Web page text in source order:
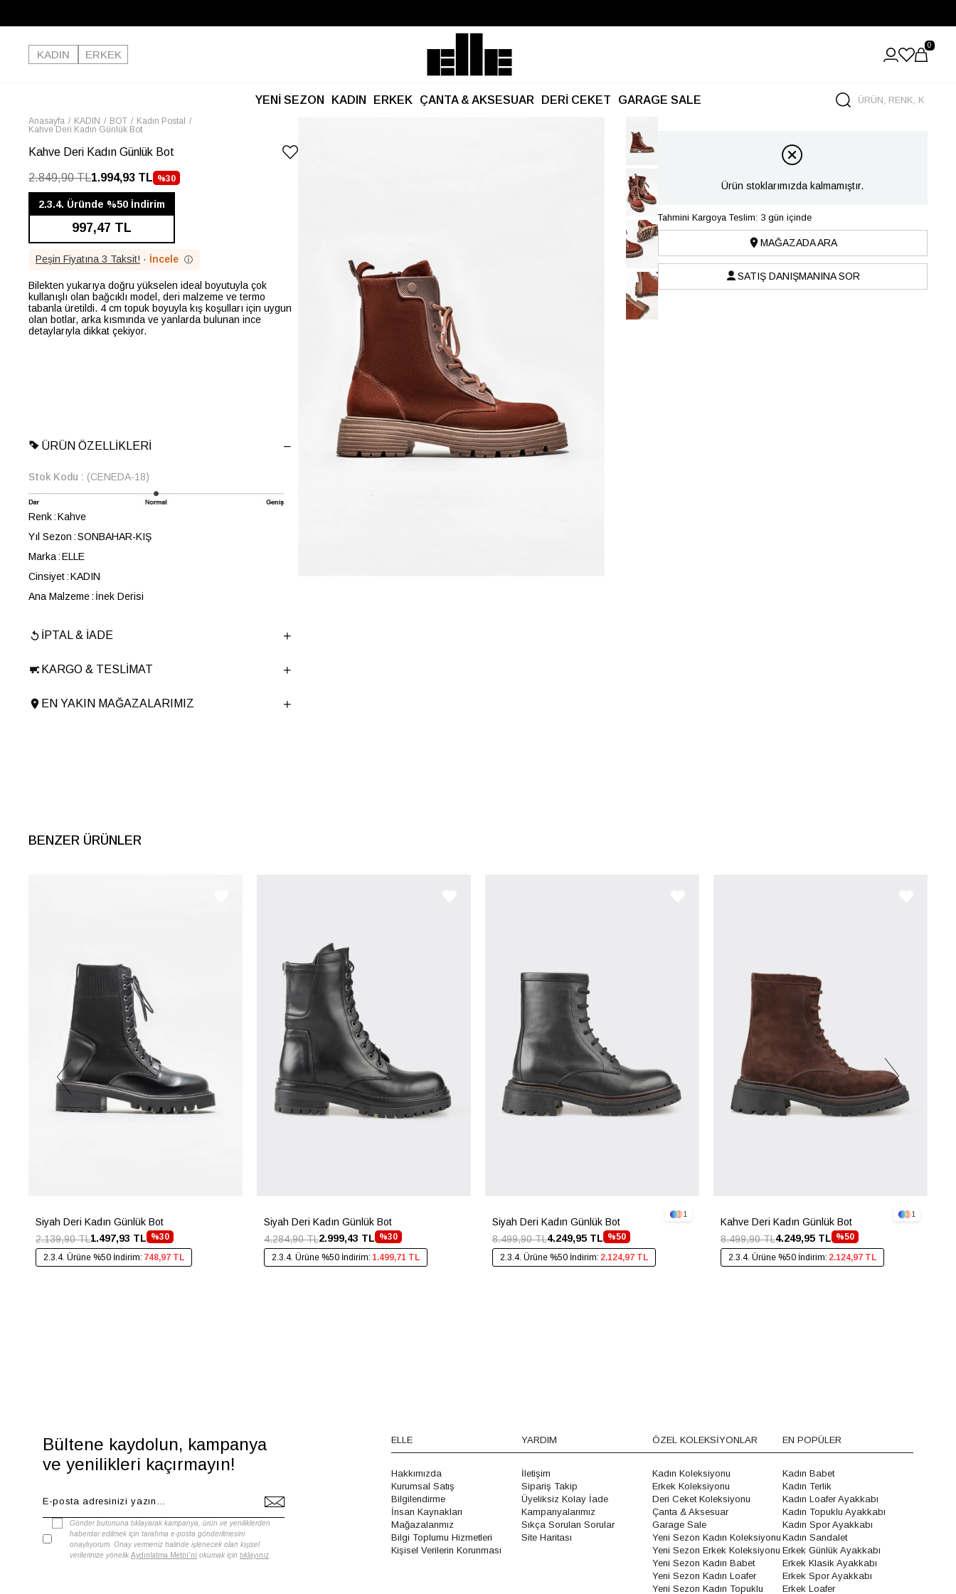
Kargo Ücretsiz!
KADIN
ERKEK
0
YENİ SEZON KADIN ERKEK ÇANTA & AKSESUAR DERİ CEKET GARAGE SALE
Anasayfa KADIN BOT
Kadın Postal
Kahve Deri Kadın Günlük Bot
Kahve Deri Kadın Günlük Bot
2.849,90 TL1.994,93 TL %30
İNDIRIM
2.3.4. Üründe %50 İndirim
997,47 TL
Peşin Fiyatına 3 Taksit! · İncele ⓘ
Bilekten yukarıya doğru yükselen ideal boyutuyla çok
kullanışlı olan bağcıklı model, deri malzeme ve termo
tabanla üretildi. 4 cm topuk boyuyla kış koşulları için uygun
olan botlar, arka kısmında ve yanlarda bulunan ince
detaylarıyla dikkat çekiyor.
ÜRÜN ÖZELLIKLERI
Stok Kodu (CENEDA-18)
Renk Kahve
Yıl Sezon SONBAHAR-KIŞ
Marka ELLE
Cinsiyet KADIN
Ana Malzeme İnek Derisi
Topuk Boyu
4 cm
Ürün Cinsi
Günlük Düz
Tema
İPTAL & İADE
KARGO & TESLIMAT
EN YAKIN MAĞAZALARIMIZ
Ürün stoklarımızda kalmamıştır.
Tahmini Kargoya Teslim: 3 gün içinde
MAĞAZADA ARA
SATIŞ DANIŞMANINA SOR
BENZER ÜRÜNLER
Siyah Deri Kadın Günlük Bot
%30
1.497,93 TL
2.139,90 TL
2.3.4. Ürüne %50 İndirim: 748,97 TL
Siyah Deri Kadın Günlük Bot
%30
2.999,43 TL
4.284,90 TL
2.3.4. Ürüne %50 İndirim: 1.499,71 TL
Siyah Deri Kadın Günlük Bot
%50
4.249,95 TL
8.499,90 TL
2.3.4. Ürüne %50 İndirim: 2.124,97 TL
1
Kahve Deri Kadın Günlük Bot
%50
4.249,95 TL
8.499,90 TL
2.3.4. Ürüne %50 İndirim: 2.124,97 TL
1
Bültene kaydolun, kampanya
ve yenilikleri kaçırmayın!
Gönder butonuna tıklayarak kampanya, ürün ve yeniliklerden
haberdar edilmek için tarafıma e-posta gönderilmesini
onaylıyorum. Onay vermeniz halinde işlenecek olan kişisel
verilerinize yönelik Aydınlatma Metni'ni okumak için tıklayınız
ELLE
Hakkımızda
Kurumsal Satış
Bilgilendirme
İnsan Kaynakları
Mağazalarımız
Bilgi Toplumu Hizmetleri
Kişisel Verilerin Korunması
YARDIM
İletişim
Sipariş Takip
Üyeliksiz Kolay İade
Kampanyalarımız
Sıkça Sorulan Sorular
Site Haritası
ÖZEL KOLEKSİYONLAR
Kadın Koleksiyonu
Erkek Koleksiyonu
Deri Ceket Koleksiyonu
Çanta & Aksesuar
Garage Sale
Yeni Sezon Kadın Koleksiyonu
Yeni Sezon Erkek Koleksiyonu
Yeni Sezon Kadın Babet
Yeni Sezon Kadın Loafer
Yeni Sezon Kadın Topuklu
EN POPÜLER
Kadın Babet
Kadın Terlik
Kadın Loafer Ayakkabı
Kadın Topuklu Ayakkabı
Kadın Spor Ayakkabı
Kadın Sandalet
Erkek Günlük Ayakkabı
Erkek Klasik Ayakkabı
Erkek Spor Ayakkabı
Erkek Loafer